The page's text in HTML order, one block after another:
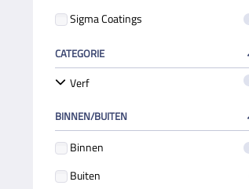
Sigma Coatings
CATEGORIE
Verf
BINNEN/BUITEN
Binnen
Buiten